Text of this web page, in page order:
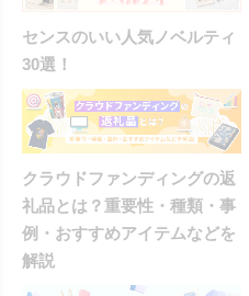
センスのいい人気ノベルティ
30選！
クラウドファンディングの返
礼品とは？重要性・種類・事
例・おすすめアイテムなどを
解説